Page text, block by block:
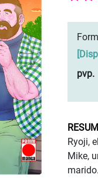
[
pvp.
Ryoji,
Mike,